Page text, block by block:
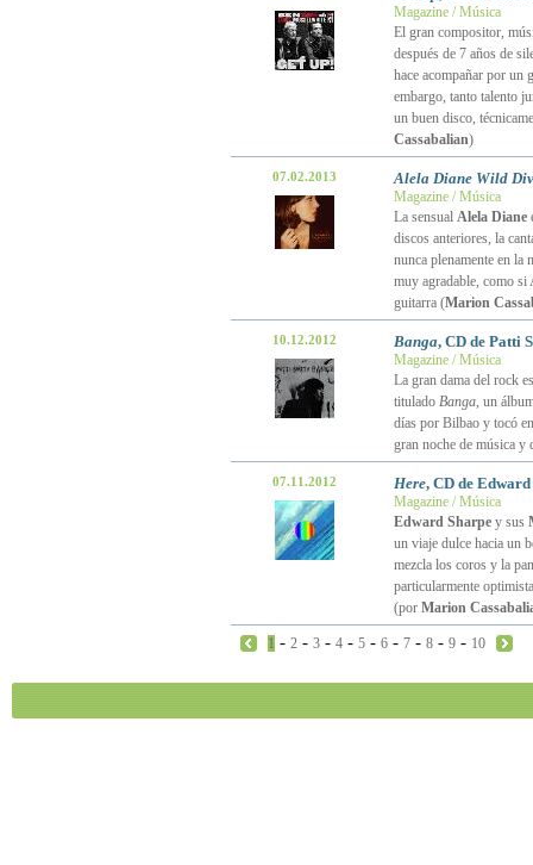
Magazine / Música
El gran compositor,
después de 7 años de
hace acompañar por un
embargo, tanto talento
un buen disco,
Cassabalian)
07.02.2013 Alela Diane Wild
Magazine / Música
La sensual Alela Diane
discos anteriores, la
nunca plenamente en la
muy agradable, como
guitarra (Marion
10.12.2012 Banga, CD de Patti
Magazine / Música
La gran dama del rock
titulado Banga, un
días por Bilbao y tocó
gran noche de música y
07.11.2012 Here, CD de
Magazine / Música
Edward Sharpey sus
un viaje dulce hacia un
mezcla los coros y la
particularmente
(por Marion
1 - 2 - 3 - 4 - 5 - 6 - 7 - 8 - 9 - 10